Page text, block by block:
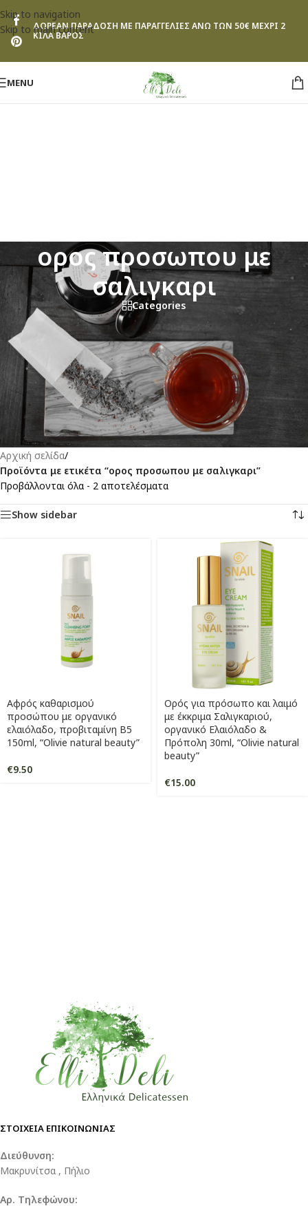
Skip to navigation
Skip to main content
ΔΩΡΕΑΝ ΠΑΡΑΔΟΣΗ ΜΕ ΠΑΡΑΓΓΕΛΙΕΣ ΑΝΩ ΤΩΝ 50€ ΜΕΧΡΙ 2
ΚΙΛΑ ΒΑΡΟΣ
MENU
ορος προσωπου με
σαλιγκαρι
Categories
Αρχική σελίδα/
Προϊόντα με ετικέτα “ορος προσωπου με σαλιγκαρι”
Προβάλλονται όλα - 2 αποτελέσματα
Show sidebar
Αφρός καθαρισμού
προσώπου με οργανικό
ελαιόλαδο, προβιταμίνη Β5
150ml, “Olivie natural beauty”
€9.50
Ορός για πρόσωπο και λαιμό
με έκκριμα Σαλιγκαριού,
οργανικό Ελαιόλαδο &
Πρόπολη 30ml, “Olivie natural
beauty”
€15.00
ΣΤΟΙΧΕΙΑ ΕΠΙΚΟΙΝΩΝΙΑΣ
Διεύθυνση:
Μακρυνίτσα , Πήλιο
Αρ. Τηλεφώνου: